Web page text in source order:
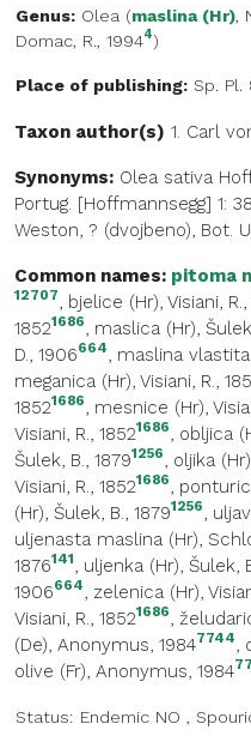
Genus: Olea (maslina (Hr),
Domac, R., 19944)
Place of publishing: Sp. Pl.
Taxon author(s) 1. Carl
Synonyms: Olea sativa
Portug. [Hoffmannsegg] 1:
Weston, ? (dvojbeno), Bot.
Common names: pitoma
12707, bjelice (Hr), Visiani,
18521686, maslica (Hr),
D., 1906664, maslina vlastita
meganica (Hr), Visiani, R.,
18521686, mesnice (Hr),
Visiani, R., 18521686, obljica
Šulek, B., 18791256, oljika (Hr)
Visiani, R., 18521686,
(Hr), Šulek, B., 18791256,
uljenasta maslina (Hr),
1876141, uljenka (Hr), Šulek,
1906664, zelenica (Hr),
Visiani, R., 18521686,
(De), Anonymus, 19847744,
olive (Fr), Anonymus, 1984
Status: Endemic NO ,